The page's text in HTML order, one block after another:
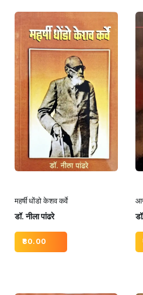
महर्षी धोंडो केशव कर्वे
डॉ. नीला पांढरे
80.00